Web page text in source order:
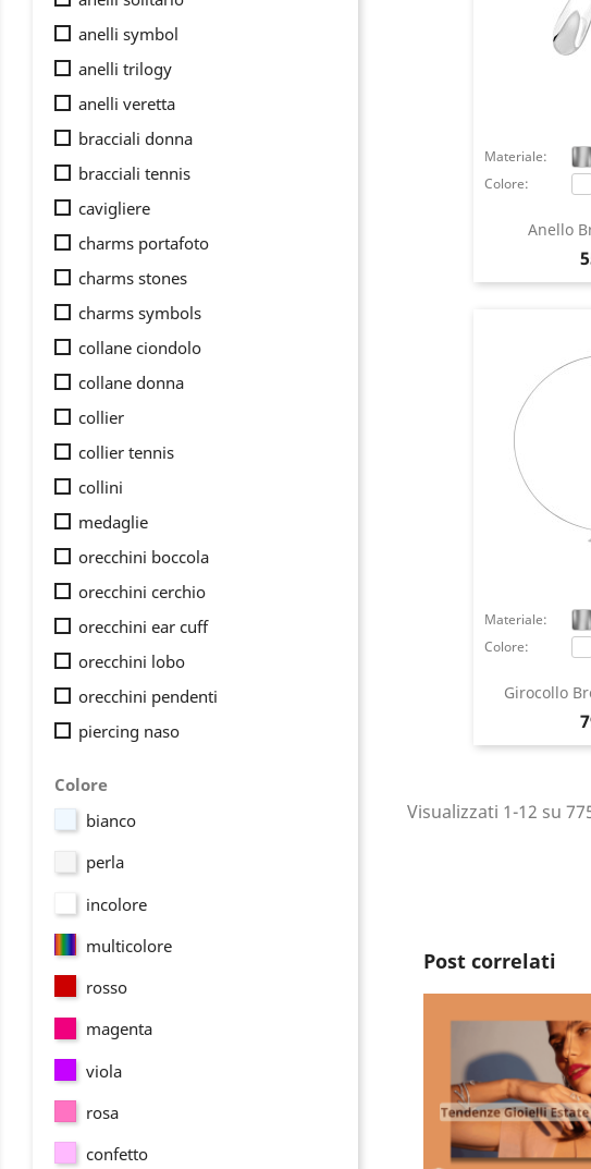
anelli symbol
anelli trilogy
anelli veretta
bracciali donna
bracciali tennis
cavigliere
charms portafoto
charms stones
charms symbols
collane ciondolo
collane donna
collier
collier tennis
collini
medaglie
orecchini boccola
orecchini cerchio
orecchini ear cuff
orecchini lobo
orecchini pendenti
piercing naso
Colore
bianco
perla
incolore
multicolore
rosso
magenta
viola
rosa
confetto
Anello
Materiale:
Colore:
Girocollo
Materiale:
Colore:
Visualizzati 1-12 su
Post correlati
Annulla